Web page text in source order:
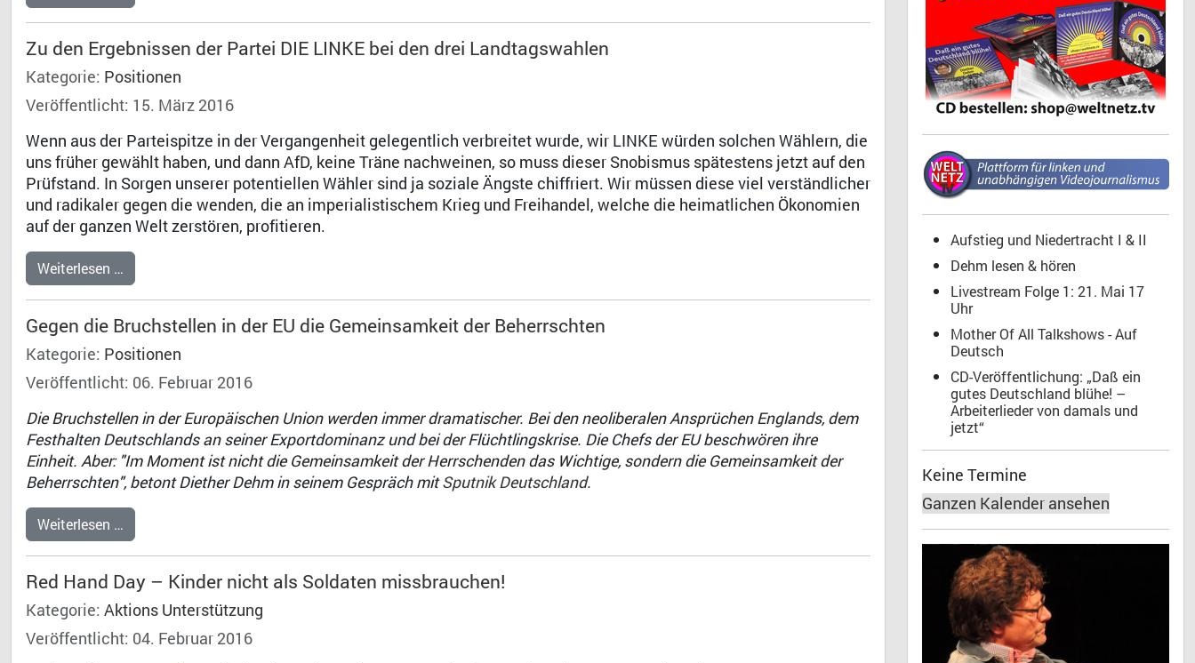
Zu den Ergebnissen der Partei DIE LINKE bei den drei Landtagswahlen
Kategorie: Positionen
Veröffentlicht: 15. März 2016
Wenn aus der Parteispitze in der Vergangenheit gelegentlich verbreitet wurde, wir LINKE würden solchen Wählern, die
uns früher gewählt haben, und dann AfD, keine Träne nachweinen, so muss dieser Snobismus spätestens jetzt auf den
Prüfstand. In Sorgen unserer potentiellen Wähler sind ja soziale Ängste chiffriert. Wir müssen diese viel verständlicher
und radikaler gegen die wenden, die an imperialistischem Krieg und Freihandel, welche die heimatlichen Ökonomien
auf der ganzen Welt zerstören, profitieren.
Weiterlesen …
Gegen die Bruchstellen in der EU die Gemeinsamkeit der Beherrschten
Kategorie: Positionen
Veröffentlicht: 06. Februar 2016
Die Bruchstellen in der Europäischen Union werden immer dramatischer. Bei den neoliberalen Ansprüchen Englands, dem
Festhalten Deutschlands an seiner Exportdominanz und bei der Flüchtlingskrise. Die Chefs der EU beschwören ihre
Einheit. Aber: "Im Moment ist nicht die Gemeinsamkeit der Herrschenden das Wichtige, sondern die Gemeinsamkeit der
Beherrschten", betont Diether Dehm in seinem Gespräch mitSputnik Deutschland.
Weiterlesen …
Red Hand Day – Kinder nicht als Soldaten missbrauchen!
Kategorie: Aktions Unterstützung
Veröffentlicht: 04. Februar 2016
Aufstieg und Niedertracht I & II
Dehm lesen & hören
Livestream Folge 1: 21. Mai 17
Uhr
Mother Of All Talkshows - Auf
Deutsch
CD-Veröffentlichung: „Daß ein
gutes Deutschland blühe! –
Arbeiterlieder von damals und
jetzt“
Keine Termine
Ganzen Kalender ansehen